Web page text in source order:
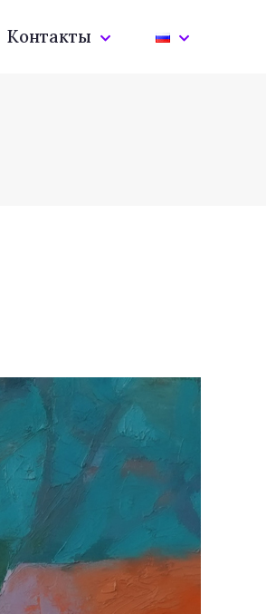
Контакты